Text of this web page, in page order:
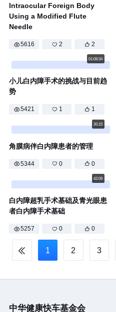
Intraocular Foreign Body
Using a Modified Flute
Needle
5616 2 2
01:08:34
小儿白内障手术的挑战与目前趋
势
5421 1 1
20:15
角膜病伴白内障患者的管理
5344 0 0
42:09
白内障超乳手术基础及青光眼患
者白内障手术基础
5257 0 0
 1 2 3
中华健康快车基金会